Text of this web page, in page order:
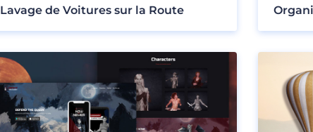
Lavage de Voitures sur la Route